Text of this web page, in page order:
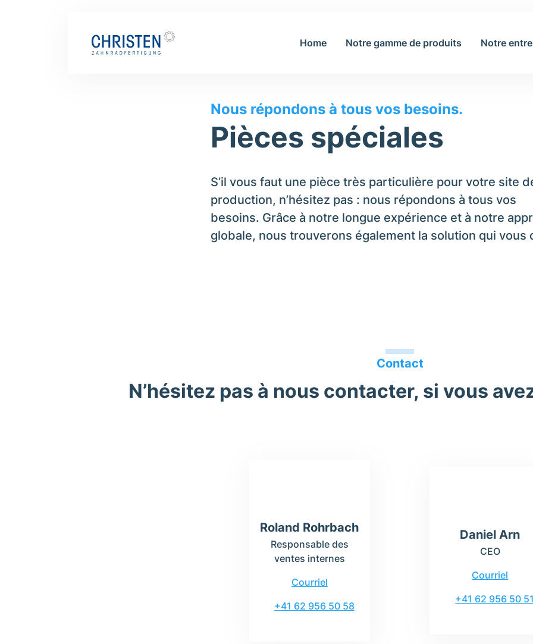
Home Notre gamme de produits Notre
Notre gamme de produits
Pièces spéciales
Nous répondons à tous vos besoins.
S’il vous faut une pièce très particulière pour votre site
production, n’hésitez pas : nous répondons à tous vos
besoins. Grâce à notre longue expérience et à notre
globale, nous trouverons également la solution qui vous
N’hésitez pas à nous contacter, si vous
Contact
Roland Rohrbach
Responsable des
ventes internes
Courriel
+41 62 956 50 58
Daniel Arn
CEO
Courriel
+41 62 956 50